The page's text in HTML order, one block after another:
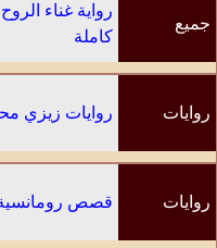
جميع
رواية غناء
كاملة
روايات روايات زيزي
روايات قصص